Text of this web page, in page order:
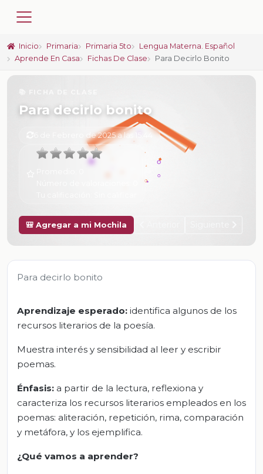
Inicio Primaria Primaria 5to
Lengua Materna. Español
Aprende En Casa
Fichas De Clase Para Decirlo Bonito
Para decirlo bonito
6 de Febrero de 2025 a las 15:44
🎒 Agregar a mi Mochila
Para decirlo bonito
Aprendizaje esperado: identifica algunos de los
recursos literarios de la poesía.
Muestra interés y sensibilidad al leer y escribir
poemas.
Énfasis: a partir de la lectura, reflexiona y
caracteriza los recursos literarios empleados en los
poemas: aliteración, repetición, rima, comparación
y metáfora, y los ejemplifica.
¿Qué vamos a aprender?